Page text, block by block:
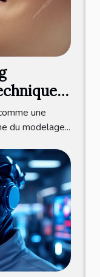
?
une
du modelage...